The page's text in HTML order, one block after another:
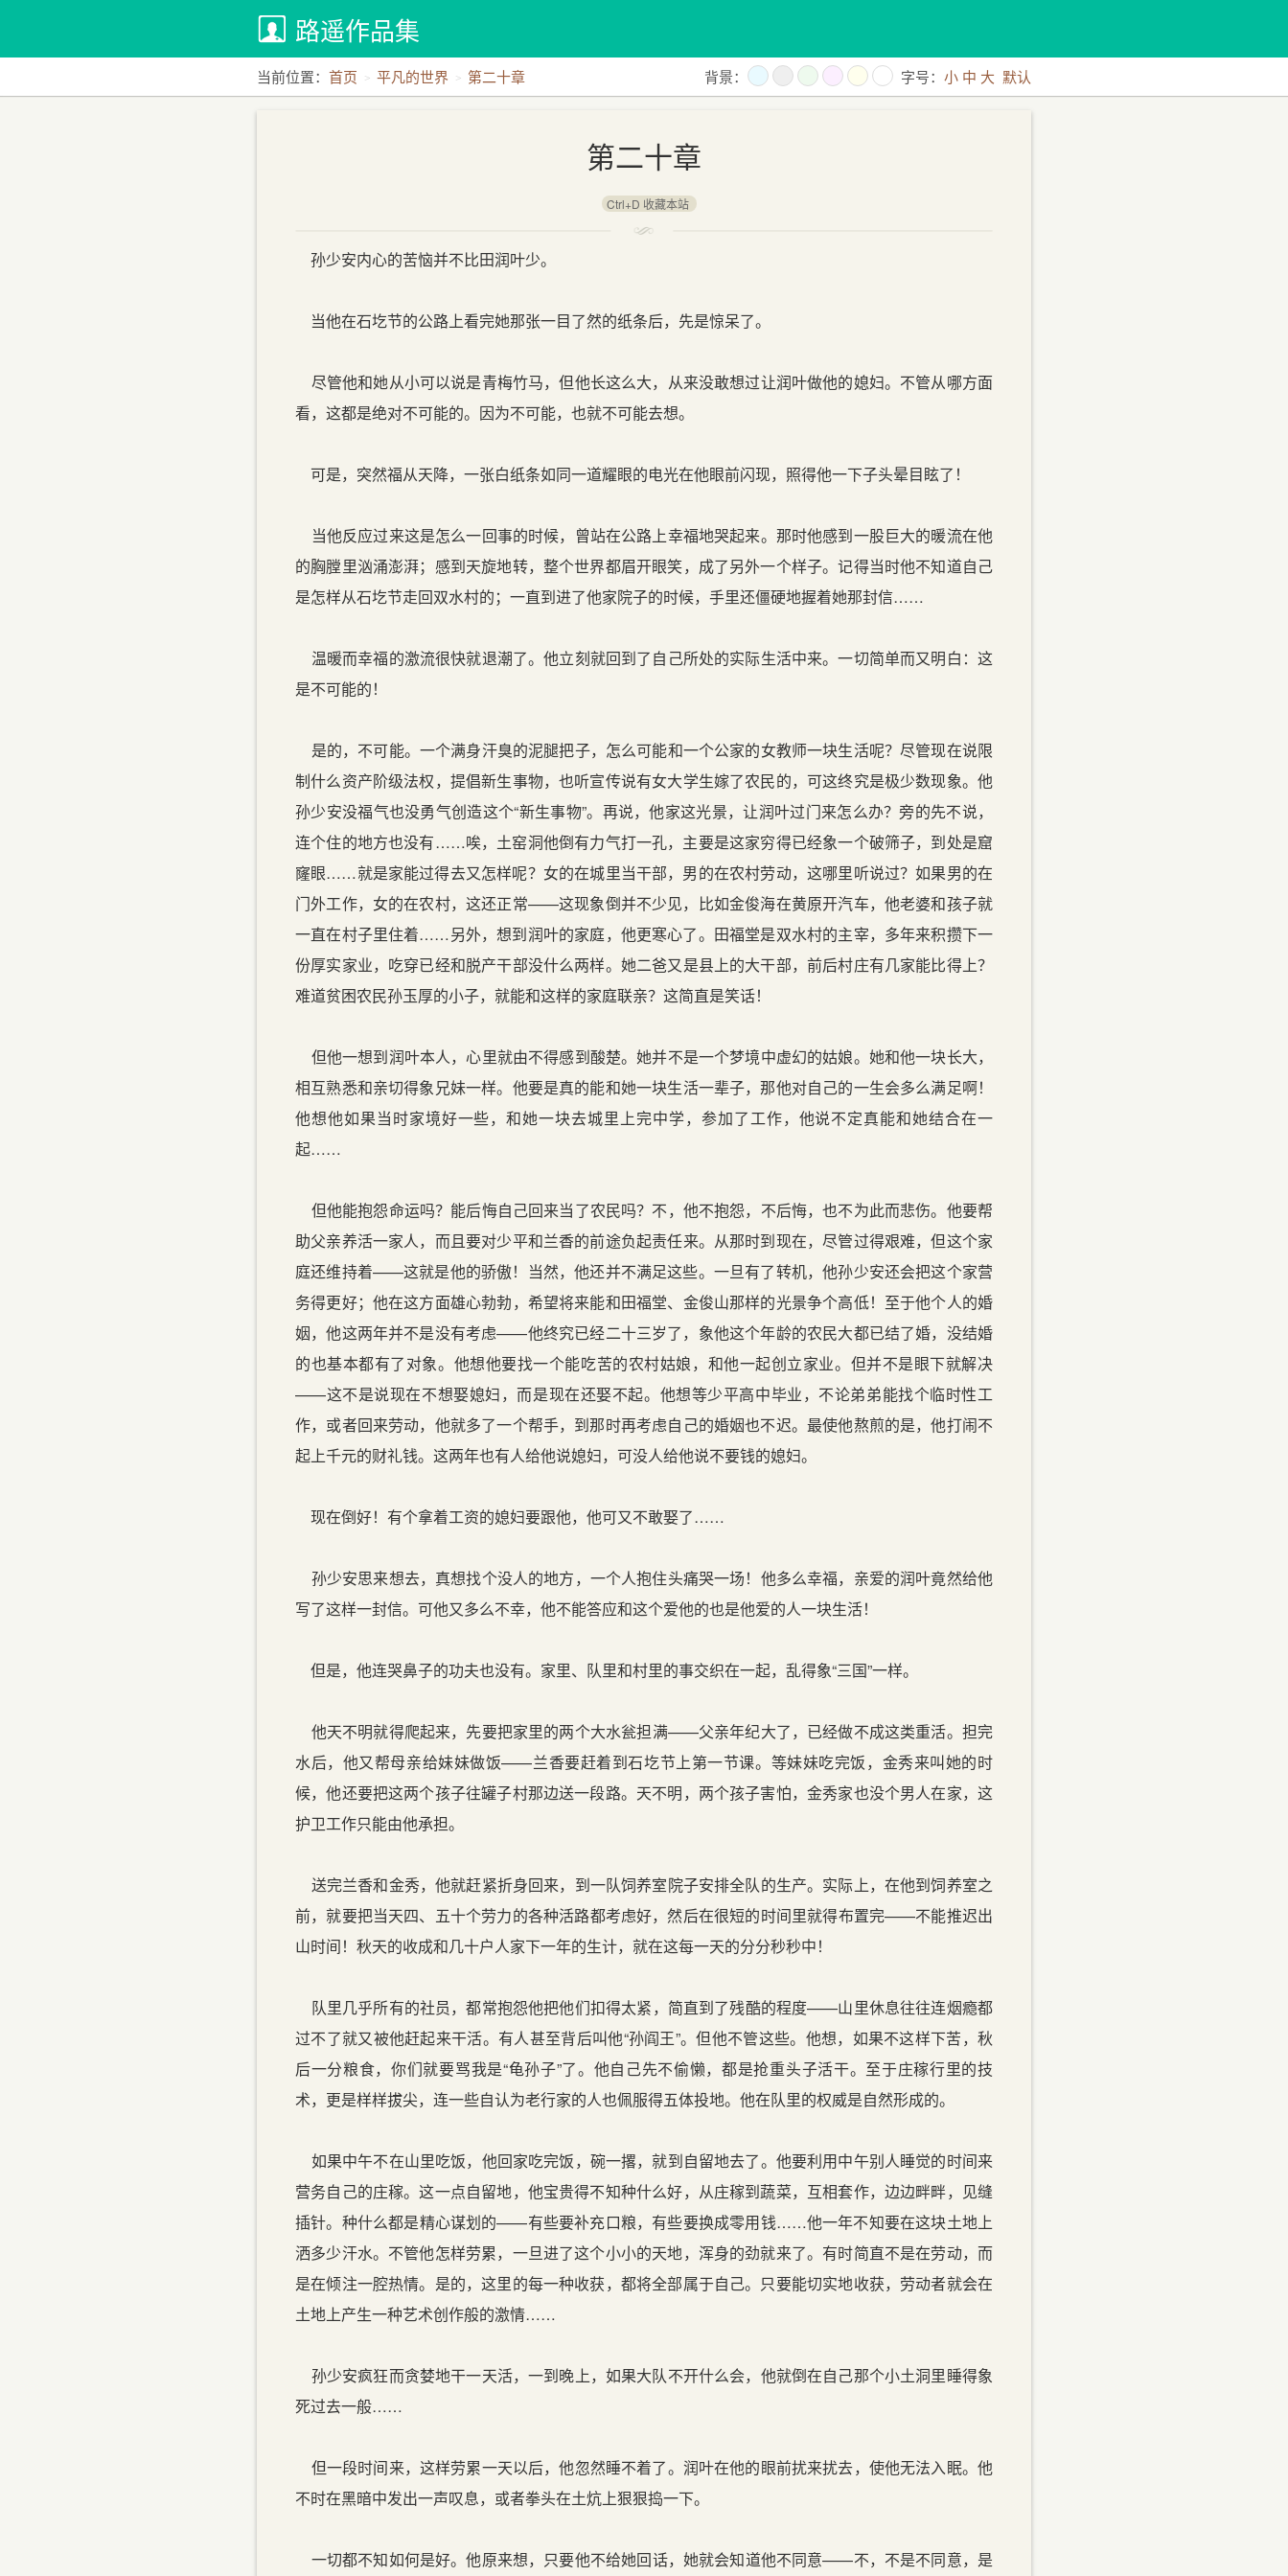
路遥作品集
我和五叔的六次相遇 在困难的日子里 平凡的世界 黄叶在秋风中飘落
当前位置： 首页 平凡的世界 第二十章 背景： 字号： 小 中 大 默认
第二十章
Ctrl+D 收藏本站
孙少安内心的苦恼并不比田润叶少。
当他在石圪节的公路上看完她那张一目了然的纸条后，先是惊呆了。
尽管他和她从小可以说是青梅竹马，但他长这么大，从来没敢想过让润叶做他的媳妇。不管从哪方面
看，这都是绝对不可能的。因为不可能，也就不可能去想。
可是，突然福从天降，一张白纸条如同一道耀眼的电光在他眼前闪现，照得他一下子头晕目眩了！
当他反应过来这是怎么一回事的时候，曾站在公路上幸福地哭起来。那时他感到一股巨大的暖流在他
的胸膛里汹涌澎湃；感到天旋地转，整个世界都眉开眼笑，成了另外一个样子。记得当时他不知道自己
是怎样从石圪节走回双水村的；一直到进了他家院子的时候，手里还僵硬地握着她那封信……
温暖而幸福的激流很快就退潮了。他立刻就回到了自己所处的实际生活中来。一切简单而又明白：这
是不可能的！
是的，不可能。一个满身汗臭的泥腿把子，怎么可能和一个公家的女教师一块生活呢？尽管现在说限
制什么资产阶级法权，提倡新生事物，也听宣传说有女大学生嫁了农民的，可这终究是极少数现象。他
孙少安没福气也没勇气创造这个“新生事物”。再说，他家这光景，让润叶过门来怎么办？旁的先不说，
连个住的地方也没有……唉，土窑洞他倒有力气打一孔，主要是这家穷得已经象一个破筛子，到处是窟
窿眼……就是家能过得去又怎样呢？女的在城里当干部，男的在农村劳动，这哪里听说过？如果男的在
门外工作，女的在农村，这还正常——这现象倒并不少见，比如金俊海在黄原开汽车，他老婆和孩子就
一直在村子里住着……另外，想到润叶的家庭，他更寒心了。田福堂是双水村的主宰，多年来积攒下一
份厚实家业，吃穿已经和脱产干部没什么两样。她二爸又是县上的大干部，前后村庄有几家能比得上？
难道贫困农民孙玉厚的小子，就能和这样的家庭联亲？这简直是笑话！
但他一想到润叶本人，心里就由不得感到酸楚。她并不是一个梦境中虚幻的姑娘。她和他一块长大，
相互熟悉和亲切得象兄妹一样。他要是真的能和她一块生活一辈子，那他对自己的一生会多么满足啊！
他想他如果当时家境好一些，和她一块去城里上完中学，参加了工作，他说不定真能和她结合在一
起……
但他能抱怨命运吗？能后悔自己回来当了农民吗？不，他不抱怨，不后悔，也不为此而悲伤。他要帮
助父亲养活一家人，而且要对少平和兰香的前途负起责任来。从那时到现在，尽管过得艰难，但这个家
庭还维持着——这就是他的骄傲！当然，他还并不满足这些。一旦有了转机，他孙少安还会把这个家营
务得更好；他在这方面雄心勃勃，希望将来能和田福堂、金俊山那样的光景争个高低！至于他个人的婚
姻，他这两年并不是没有考虑——他终究已经二十三岁了，象他这个年龄的农民大都已结了婚，没结婚
的也基本都有了对象。他想他要找一个能吃苦的农村姑娘，和他一起创立家业。但并不是眼下就解决
——这不是说现在不想娶媳妇，而是现在还娶不起。他想等少平高中毕业，不论弟弟能找个临时性工
作，或者回来劳动，他就多了一个帮手，到那时再考虑自己的婚姻也不迟。最使他熬煎的是，他打闹不
起上千元的财礼钱。这两年也有人给他说媳妇，可没人给他说不要钱的媳妇。
现在倒好！有个拿着工资的媳妇要跟他，他可又不敢娶了……
孙少安思来想去，真想找个没人的地方，一个人抱住头痛哭一场！他多么幸福，亲爱的润叶竟然给他
写了这样一封信。可他又多么不幸，他不能答应和这个爱他的也是他爱的人一块生活！
但是，他连哭鼻子的功夫也没有。家里、队里和村里的事交织在一起，乱得象“三国”一样。
他天不明就得爬起来，先要把家里的两个大水瓮担满——父亲年纪大了，已经做不成这类重活。担完
水后，他又帮母亲给妹妹做饭——兰香要赶着到石圪节上第一节课。等妹妹吃完饭，金秀来叫她的时
候，他还要把这两个孩子往罐子村那边送一段路。天不明，两个孩子害怕，金秀家也没个男人在家，这
护卫工作只能由他承担。
送完兰香和金秀，他就赶紧折身回来，到一队饲养室院子安排全队的生产。实际上，在他到饲养室之
前，就要把当天四、五十个劳力的各种活路都考虑好，然后在很短的时间里就得布置完——不能推迟出
山时间！秋天的收成和几十户人家下一年的生计，就在这每一天的分分秒秒中！
队里几乎所有的社员，都常抱怨他把他们扣得太紧，简直到了残酷的程度——山里休息往往连烟瘾都
过不了就又被他赶起来干活。有人甚至背后叫他“孙阎王”。但他不管这些。他想，如果不这样下苦，秋
后一分粮食，你们就要骂我是“龟孙子”了。他自己先不偷懒，都是抢重头子活干。至于庄稼行里的技
术，更是样样拔尖，连一些自认为老行家的人也佩服得五体投地。他在队里的权威是自然形成的。
如果中午不在山里吃饭，他回家吃完饭，碗一撂，就到自留地去了。他要利用中午别人睡觉的时间来
营务自己的庄稼。这一点自留地，他宝贵得不知种什么好，从庄稼到蔬菜，互相套作，边边畔畔，见缝
插针。种什么都是精心谋划的——有些要补充口粮，有些要换成零用钱……他一年不知要在这块土地上
洒多少汗水。不管他怎样劳累，一旦进了这个小小的天地，浑身的劲就来了。有时简直不是在劳动，而
是在倾注一腔热情。是的，这里的每一种收获，都将全部属于自己。只要能切实地收获，劳动者就会在
土地上产生一种艺术创作般的激情……
孙少安疯狂而贪婪地干一天活，一到晚上，如果大队不开什么会，他就倒在自己那个小土洞里睡得象
死过去一般……
但一段时间来，这样劳累一天以后，他忽然睡不着了。润叶在他的眼前扰来扰去，使他无法入眠。他
不时在黑暗中发出一声叹息，或者拳头在土炕上狠狠捣一下。
一切都不知如何是好。他原来想，只要他不给她回话，她就会知道他不同意——不，不是不同意，是